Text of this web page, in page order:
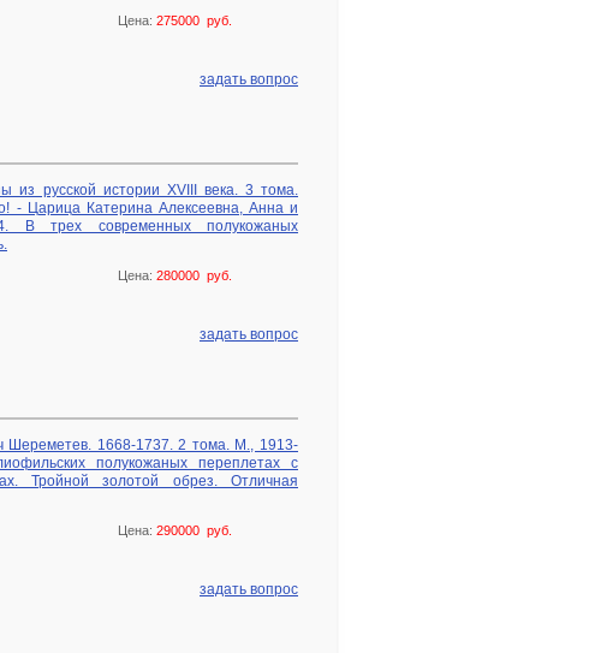
Цена: 275000 руб.
задать вопрос
из русской истории XVIII века. 3 тома.
- Царица Катерина Алексеевна, Анна и
В трех современных полукожаных
Цена: 280000 руб.
задать вопрос
1668-1737. 2 тома. М., 1913-
полукожаных переплетах с
Тройной золотой обрез. Отличная
Цена: 290000 руб.
задать вопрос